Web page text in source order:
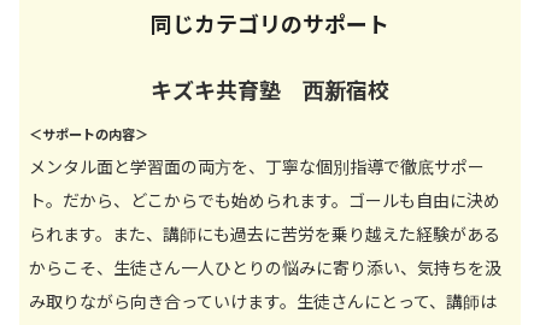
同じカテゴリのサポート
キズキ共育塾 西新宿校
＜サポートの内容＞
メンタル面と学習面の両方を、丁寧な個別指導で徹底サポー
ト。だから、どこからでも始められます。ゴールも自由に決め
られます。また、講師にも過去に苦労を乗り越えた経験がある
からこそ、生徒さん一人ひとりの悩みに寄り添い、気持ちを汲
み取りながら向き合っていけます。生徒さんにとって、講師は